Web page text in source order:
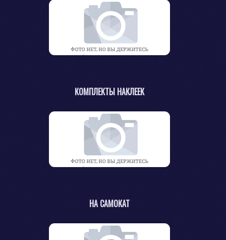
КОМПЛЕКТЫ НАКЛЕЕК
НА САМОКАТ